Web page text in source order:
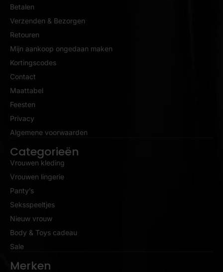
Betalen
Verzenden & Bezorgen
Retouren
Mijn aankoop ongedaan maken
Kortingscodes
Contact
Maattabel
Feesten
Privacy
Algemene voorwaarden
Categorieën
Vrouwen kleding
Vrouwen lingerie
Panty’s
Seksspeeltjes
Nieuw vrouw
Body & Toys cadeau
Sale
Merken